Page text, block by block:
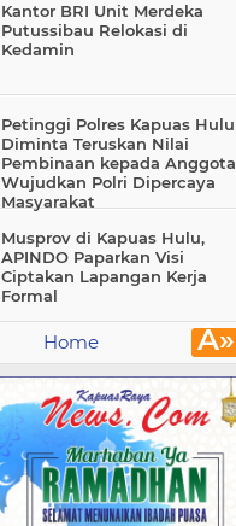
Kantor BRI Unit Merdeka
Putussibau Relokasi di
Kedamin
Petinggi Polres Kapuas Hulu
Diminta Teruskan Nilai
Pembinaan kepada Anggota
Wujudkan Polri Dipercaya
Masyarakat
Musprov di Kapuas Hulu,
APINDO Paparkan Visi
Ciptakan Lapangan Kerja
Formal
Â»
Home